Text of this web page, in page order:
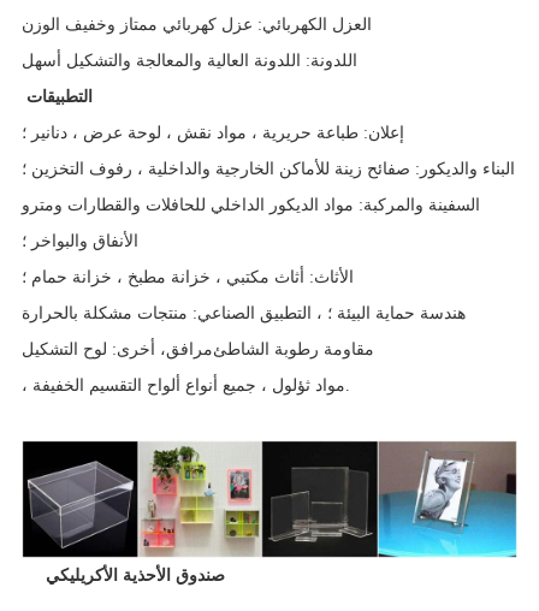
العزل الكهربائي: عزل كهربائي ممتاز وخفيف الوزن
اللدونة: اللدونة العالية والمعالجة والتشكيل أسهل
إعلان: طباعة حريرية ، مواد نقش ، لوحة عرض ، دنانير ؛
البناء والديكور: صفائح زينة للأماكن الخارجية والداخلية ، رفوف التخزين ؛
السفينة والمركبة: مواد الديكور الداخلي للحافلات والقطارات ومترو
الأثاث: أثاث مكتبي ، خزانة مطبخ ، خزانة حمام ؛
التطبيق الصناعي: منتجات مشكلة بالحرارة ،
هندسة حماية البيئة ؛
أخرى: لوح التشكيل ،مرافق
، مواد ثؤلول ، جميع أنواع ألواح التقسيم الخفيفة.
صندوق الأحذية الأكريليكي